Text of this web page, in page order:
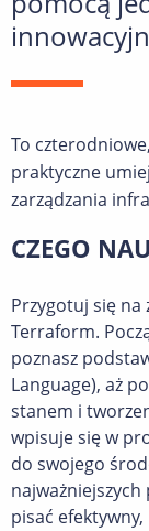
To
praktyczne
zarządzania
CZEGO
Przygotuj się na
Terraform.
poznasz
Language), aż
stanem i
wpisuje się w
do swojego
pisać